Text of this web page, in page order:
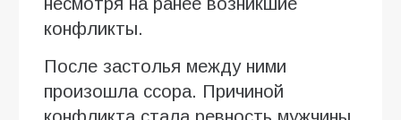
конфликты.
После застолья между ними
произошла ссора. Причиной